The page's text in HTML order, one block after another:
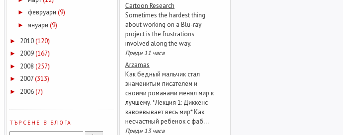
Cartoon Research
Sometimes the hardest thing
about working on a Blu-ray
project is the frustrations
involved along the way.
Преди 11 часа
Arzamas
Как бедный мальчик стал
знаменитым писателем и
своими романами менял мир к
лучшему. *Лекция 1: Диккенс
завоевывает весь мир* Как
несчастный ребенок с фаб...
Преди 13 часа
► февруари (9)
► януари (9)
► 2010(120)
► 2009(167)
► 2008 (257)
► 2007(313)
► 2006(7)
ТЪРСЕНЕ В БЛОГА